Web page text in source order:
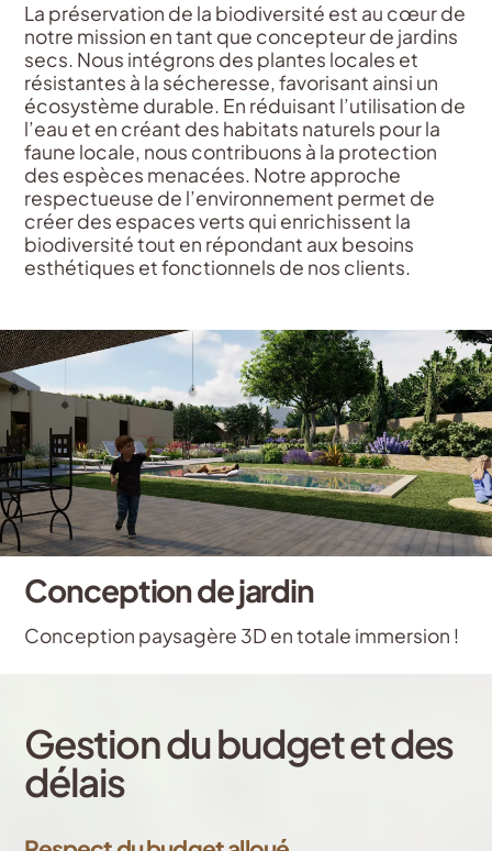
La préservation de la biodiversité est au cœur de
notre mission en tant que concepteur de jardins
secs. Nous intégrons des plantes locales et
résistantes à la sécheresse, favorisant ainsi un
écosystème durable. En réduisant l’utilisation de
l’eau et en créant des habitats naturels pour la
faune locale, nous contribuons à la protection
des espèces menacées. Notre approche
respectueuse de l’environnement permet de
créer des espaces verts qui enrichissent la
biodiversité tout en répondant aux besoins
esthétiques et fonctionnels de nos clients.
Conception de jardin
Conception paysagère 3D en totale immersion !
Gestion du budget et des
délais